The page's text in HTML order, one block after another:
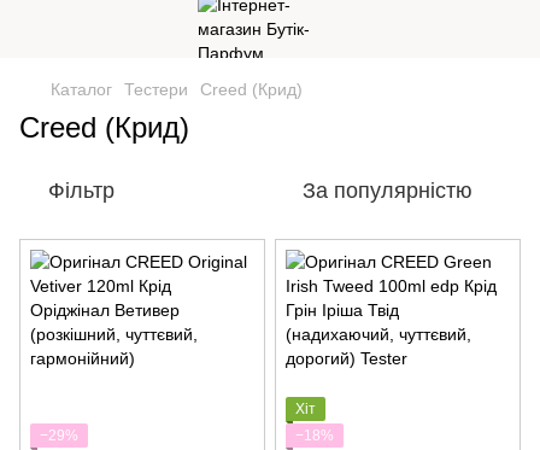
Каталог Тестери Creed (Крид)
Creed (Крид)
Фільтр За популярністю
−29%
Хіт
−18%